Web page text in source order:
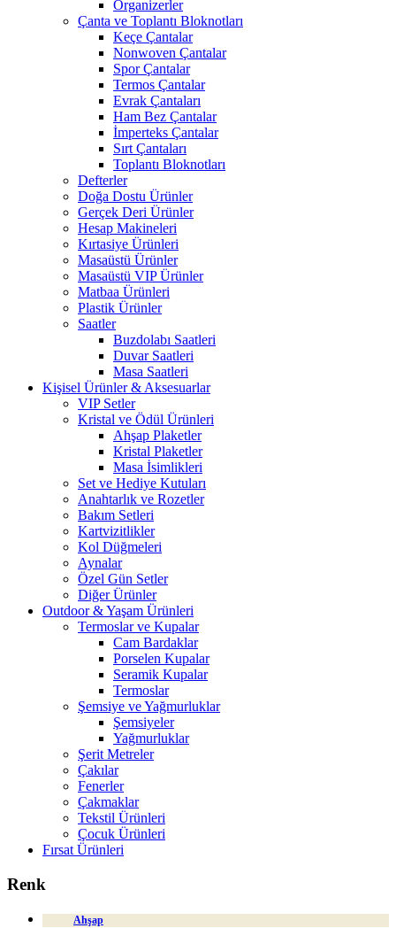
Organizerler
Çanta ve Toplantı Bloknotları
Keçe Çantalar
Nonwoven Çantalar
Spor Çantalar
Termos Çantalar
Evrak Çantaları
Ham Bez Çantalar
İmperteks Çantalar
Sırt Çantaları
Toplantı Bloknotları
Defterler
Doğa Dostu Ürünler
Gerçek Deri Ürünler
Hesap Makineleri
Kırtasiye Ürünleri
Masaüstü Ürünler
Masaüstü VIP Ürünler
Matbaa Ürünleri
Plastik Ürünler
Saatler
Buzdolabı Saatleri
Duvar Saatleri
Masa Saatleri
Kişisel Ürünler & Aksesuarlar
VIP Setler
Kristal ve Ödül Ürünleri
Ahşap Plaketler
Kristal Plaketler
Masa İsimlikleri
Set ve Hediye Kutuları
Anahtarlık ve Rozetler
Bakım Setleri
Kartvizitlikler
Kol Düğmeleri
Aynalar
Özel Gün Setler
Diğer Ürünler
Outdoor & Yaşam Ürünleri
Termoslar ve Kupalar
Cam Bardaklar
Porselen Kupalar
Seramik Kupalar
Termoslar
Şemsiye ve Yağmurluklar
Şemsiyeler
Yağmurluklar
Şerit Metreler
Çakılar
Fenerler
Çakmaklar
Tekstil Ürünleri
Çocuk Ürünleri
Fırsat Ürünleri
Renk
Ahşap